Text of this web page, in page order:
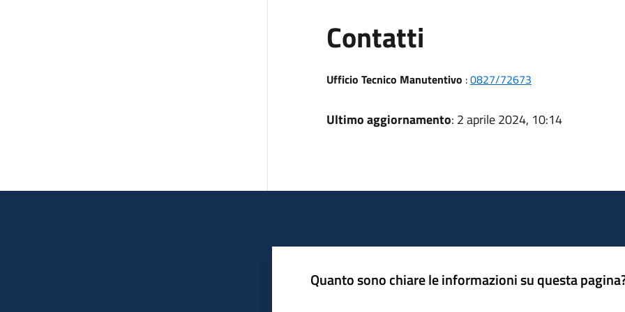
Contatti
Ufficio Tecnico Manutentivo :0827/72673
Ultimo aggiornamento: 2 aprile 2024, 10:14
Quanto sono chiare le informazioni su questa